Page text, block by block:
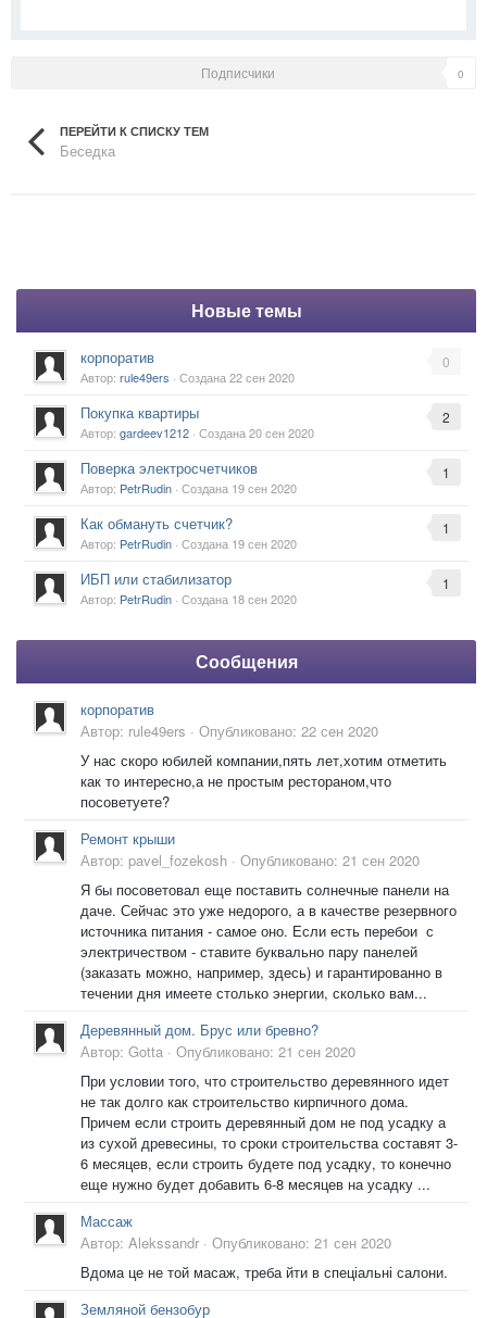
Подписчики 0
ПЕРЕЙТИ К СПИСКУ ТЕМ
Беседка
Новые темы
0
корпоратив
Автор: rule49ers · Создана22 сен 2020
2
Покупка квартиры
Автор: gardeev1212 · Создана20 сен 2020
1
Поверка электросчетчиков
Автор: PetrRudin · Создана 19 сен 2020
1
Как обмануть счетчик?
Автор: PetrRudin · Создана 19 сен 2020
1
ИБП или стабилизатор
Автор: PetrRudin · Создана 18 сен 2020
Сообщения
корпоратив
Автор: rule49ers · Опубликовано: 22 сен 2020
У нас скоро юбилей компании,пять лет,хотим отметить
как то интересно,а не простым рестораном,что
посоветуете?
Ремонт крыши
Автор: pavel_fozekosh · Опубликовано: 21 сен 2020
Я бы посоветовал еще поставить солнечные панели на
даче. Сейчас это уже недорого, а в качестве резервного
источника питания - самое оно. Если есть перебои с
электричеством - ставите буквально пару панелей
(заказать можно, например, здесь) и гарантированно в
течении дня имеете столько энергии, сколько вам...
Деревянный дом. Брус или бревно?
Автор: Gotta · Опубликовано: 21 сен 2020
При условии того, что строительство деревянного идет
не так долго как строительство кирпичного дома.
Причем если строить деревянный дом не под усадку а
из сухой древесины, то сроки строительства составят 3-
6 месяцев, если строить будете под усадку, то конечно
еще нужно будет добавить 6-8 месяцев на усадку ...
Массаж
Автор: Alekssandr · Опубликовано: 21 сен 2020
Вдома це не той масаж, треба йти в спеціальні салони.
Земляной бензобур